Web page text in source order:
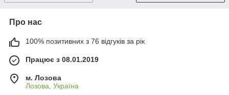
Про нас
100% позитивних з 76 відгуків за рік
Працює з 08.01.2019
м. Лозова
Лозова, Україна